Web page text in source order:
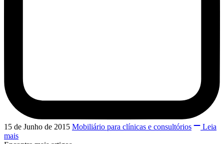
15 de Junho de 2015 Mobiliário para clínicas e consultórios
Leia
mais